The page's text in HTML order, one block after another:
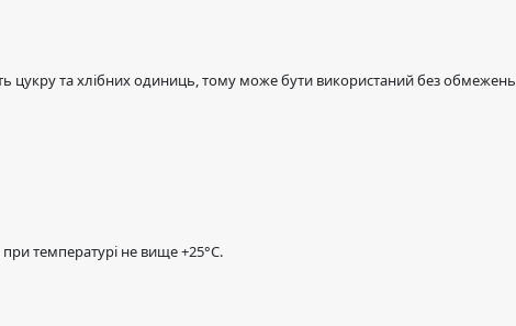
цукру та хлібних одиниць, тому може бути використаний без
температурі не вище +25°C.